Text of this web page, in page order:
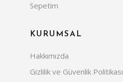
Sepetim
KURUMSAL
Hakkımızda
Gizlilik ve Güvenlik Politikası